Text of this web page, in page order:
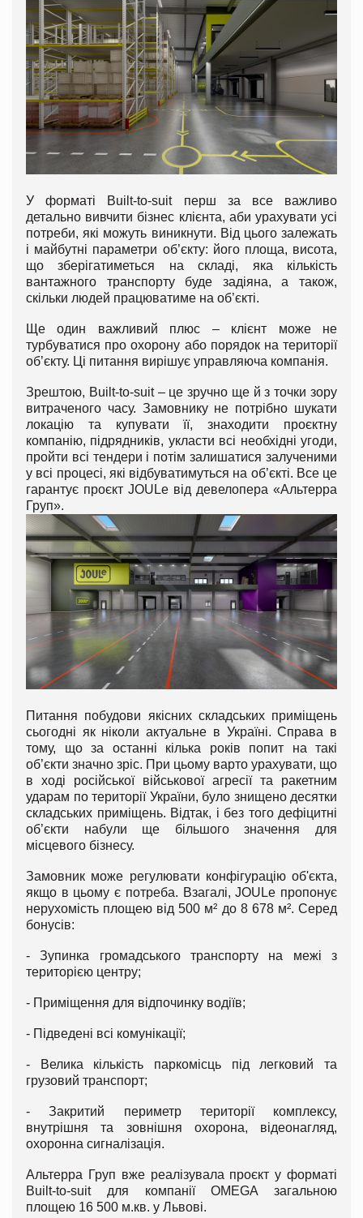
У форматі Built-to-suit перш за все важливо
детально вивчити бізнес клієнта, аби урахувати усі
потреби, які можуть виникнути. Від цього залежать
і майбутні параметри об’єкту: його площа, висота,
що зберігатиметься на складі, яка кількість
вантажного транспорту буде задіяна, а також,
скільки людей працюватиме на об’єкті.
Ще один важливий плюс – клієнт може не
турбуватися про охорону або порядок на території
об’єкту. Ці питання вирішує управляюча компанія.
Зрештою, Built-to-suit – це зручно ще й з точки зору
витраченого часу. Замовнику не потрібно шукати
локацію та купувати її, знаходити проєктну
компанію, підрядників, укласти всі необхідні угоди,
пройти всі тендери і потім залишатися залученими
у всі процесі, які відбуватимуться на об’єкті. Все це
гарантує проєкт JOULe від девелопера «Альтерра
Груп».
Питання побудови якісних складських приміщень
сьогодні як ніколи актуальне в Україні. Справа в
тому, що за останні кілька років попит на такі
об’єкти значно зріс. При цьому варто урахувати, що
в ході російської військової агресії та ракетним
ударам по території України, було знищено десятки
складських приміщень. Відтак, і без того дефіцитні
об’єкти набули ще більшого значення для
місцевого бізнесу.
Замовник може регулювати конфігурацію об'єкта,
якщо в цьому є потреба. Взагалі, JOULe пропонує
нерухомість площею від 500 м² до 8 678 м². Серед
бонусів:
- Зупинка громадського транспорту на межі з
територією центру;
- Приміщення для відпочинку водіїв;
- Підведені всі комунікації;
- Велика кількість паркомісць під легковий та
грузовий транспорт;
- Закритий периметр території комплексу,
внутрішня та зовнішня охорона, відеонагляд,
охоронна сигналізація.
Альтерра Груп вже реалізувала проєкт у форматі
Built-to-suit для компанії OMEGA загальною
площею 16 500 м.кв. у Львові.